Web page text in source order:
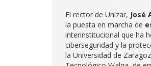
El rector de Unizar, José
la puesta en marcha de
interinstitucional que ha
ciberseguridad y la
la Universidad de